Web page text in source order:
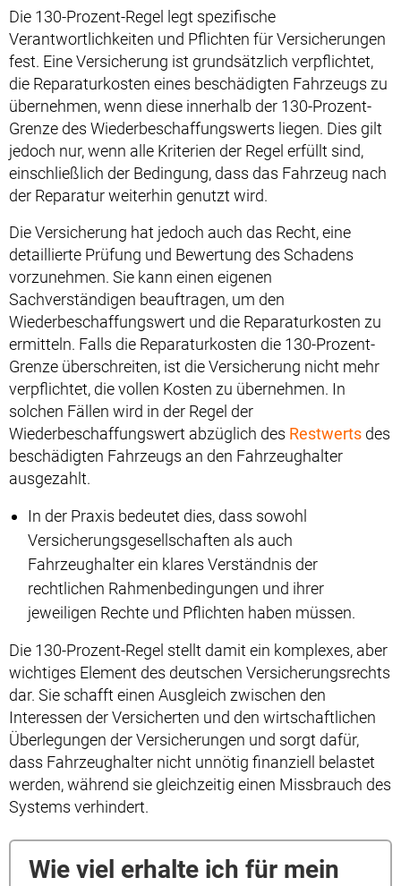
Die 130-Prozent-Regel legt spezifische
Verantwortlichkeiten und Pflichten für Versicherungen
fest. Eine Versicherung ist grundsätzlich verpflichtet,
die Reparaturkosten eines beschädigten Fahrzeugs zu
übernehmen, wenn diese innerhalb der 130-Prozent-
Grenze des Wiederbeschaffungswerts liegen. Dies gilt
jedoch nur, wenn alle Kriterien der Regel erfüllt sind,
einschließlich der Bedingung, dass das Fahrzeug nach
der Reparatur weiterhin genutzt wird.
Die Versicherung hat jedoch auch das Recht, eine
detaillierte Prüfung und Bewertung des Schadens
vorzunehmen. Sie kann einen eigenen
Sachverständigen beauftragen, um den
Wiederbeschaffungswert und die Reparaturkosten zu
ermitteln. Falls die Reparaturkosten die 130-Prozent-
Grenze überschreiten, ist die Versicherung nicht mehr
verpflichtet, die vollen Kosten zu übernehmen. In
solchen Fällen wird in der Regel der
Wiederbeschaffungswert abzüglich des Restwerts des
beschädigten Fahrzeugs an den Fahrzeughalter
ausgezahlt.
In der Praxis bedeutet dies, dass sowohl
Versicherungsgesellschaften als auch
Fahrzeughalter ein klares Verständnis der
rechtlichen Rahmenbedingungen und ihrer
jeweiligen Rechte und Pflichten haben müssen.
Die 130-Prozent-Regel stellt damit ein komplexes, aber
wichtiges Element des deutschen Versicherungsrechts
dar. Sie schafft einen Ausgleich zwischen den
Interessen der Versicherten und den wirtschaftlichen
Überlegungen der Versicherungen und sorgt dafür,
dass Fahrzeughalter nicht unnötig finanziell belastet
werden, während sie gleichzeitig einen Missbrauch des
Systems verhindert.
Wie viel erhalte ich für mein